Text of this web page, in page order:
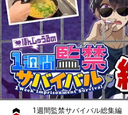
明日も楽しみです！いつもあ
ネコおじさん、スタッフさん
本当にありがとうございまし
おつかれさまでした！ドズル
1週間監禁サバイバル総集編